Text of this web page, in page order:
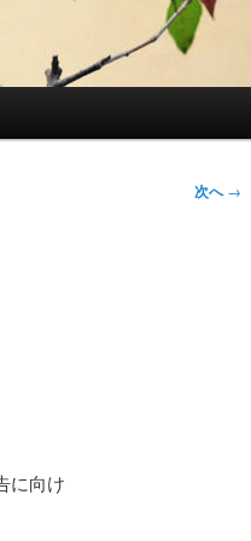
次へ→
に向け